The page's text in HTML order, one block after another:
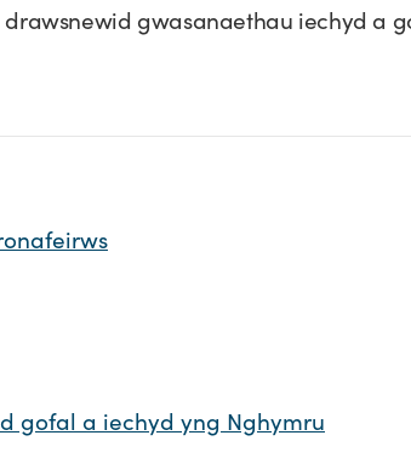
gwasanaethau iechyd a
gofal a iechyd yng Nghymru